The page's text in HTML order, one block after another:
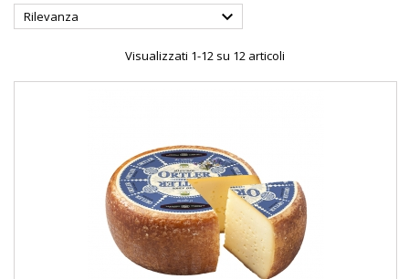
Rilevanza 
Visualizzati 1-12 su 12 articoli